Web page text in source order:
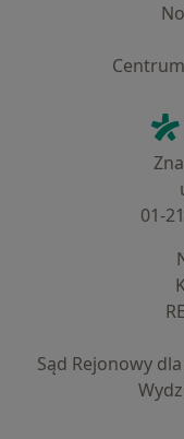
01-
Sąd Rejonowy